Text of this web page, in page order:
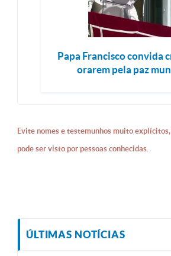
Papa Francisco convida
orarem pela paz
Evite nomes e testemunhos muito
pode ser visto por pessoas conhecidas.
ÚLTIMAS NOTÍCIAS